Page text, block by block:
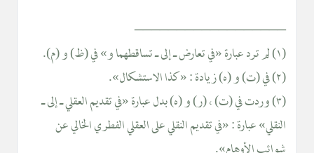
__________________
(١) لم ترد عبارة «في تعارض ـ إلى ـ تساقطهما و» في (ظ) و (م).
(٢) في (ت) و (ه) زيادة : «كذا الاستشكال».
(٣) وردت في (ت) ، (ر) و (ه) بدل عبارة «في تقديم العقلي ـ إلى ـ
النقلي» عبارة : «في تقديم النقلي على العقلي الفطري الخالي عن